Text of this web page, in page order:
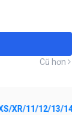
Cũ hơn
13/14/15/16/